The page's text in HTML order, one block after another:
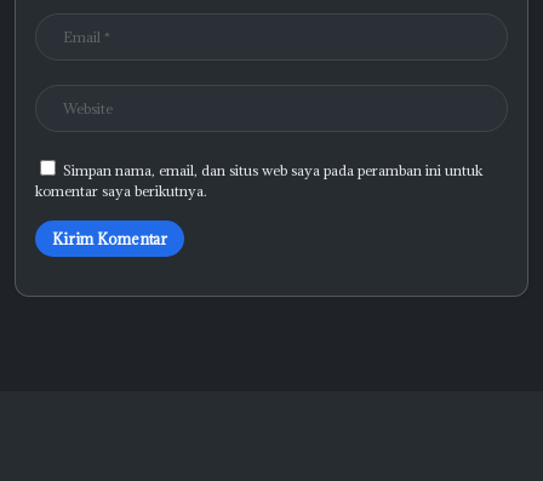
Simpan nama, email, dan situs web saya pada peramban ini untuk
komentar saya berikutnya.